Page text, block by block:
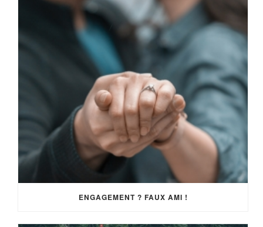
ENGAGEMENT ? FAUX AMI !